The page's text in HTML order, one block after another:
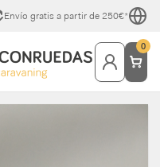
Envío gratis a partir de 250€*
0